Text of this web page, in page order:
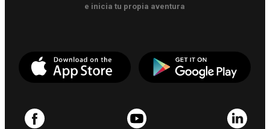
e inicia tu propia aventura